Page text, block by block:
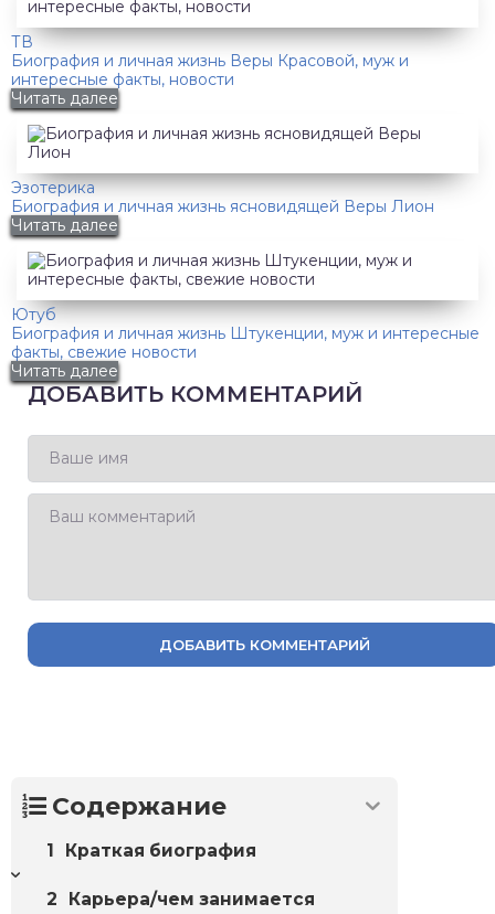
ТВ
Биография и личная жизнь Веры Красовой, муж и
интересные факты, новости
Читать далее
Эзотерика
Биография и личная жизнь ясновидящей Веры Лион
Читать далее
Ютуб
Биография и личная жизнь Штукенции, муж и интересные
факты, свежие новости
Читать далее
ДОБАВИТЬ КОММЕНТАРИЙ
ДОБАВИТЬ КОММЕНТАРИЙ
Содержание
Краткая биография
Карьера/чем занимается